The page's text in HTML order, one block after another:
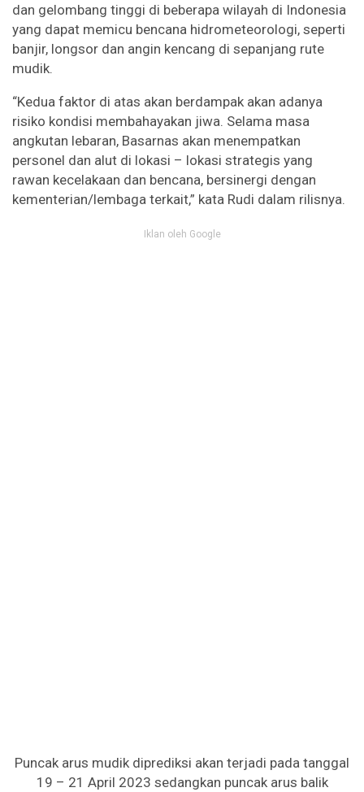
dan gelombang tinggi di beberapa wilayah di Indonesia
yang dapat memicu bencana hidrometeorologi, seperti
banjir, longsor dan angin kencang di sepanjang rute
mudik.
“Kedua faktor di atas akan berdampak akan adanya
risiko kondisi membahayakan jiwa. Selama masa
angkutan lebaran, Basarnas akan menempatkan
personel dan alut di lokasi – lokasi strategis yang
rawan kecelakaan dan bencana, bersinergi dengan
kementerian/lembaga terkait,” kata Rudi dalam rilisnya.
Iklan oleh Google
Puncak arus mudik diprediksi akan terjadi pada tanggal
19 – 21 April 2023 sedangkan puncak arus balik